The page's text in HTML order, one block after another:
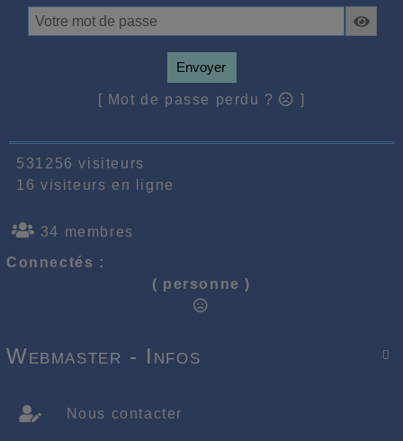
Envoyer
[ Mot de passe perdu ? ]
531256 visiteurs
16 visiteurs en ligne
34 membres
Connectés :
( personne )

Webmaster - Infos
Nous contacter